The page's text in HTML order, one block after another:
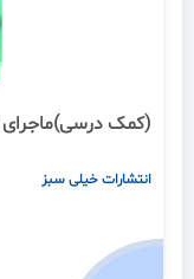
(کمک
انتشارات خیلی سبز